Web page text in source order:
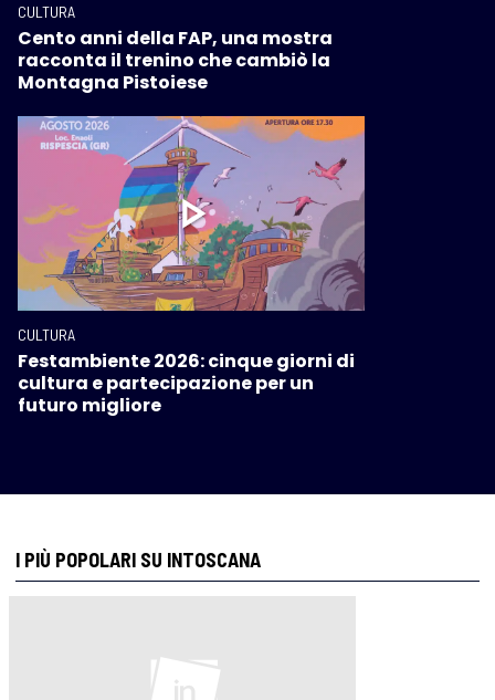
CULTURA
Cento anni della FAP, una mostra
racconta il trenino che cambiò la
Montagna Pistoiese
CULTURA
Festambiente 2026: cinque giorni di
cultura e partecipazione per un
futuro migliore
I PIÙ POPOLARI SU INTOSCANA